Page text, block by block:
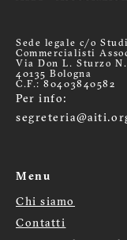
Sede legale c/o
Commercialisti
Via Don L. Sturzo
40135 Bologna
C.F.: 80403840582
Per info:
Menu
Menù
footer
Chi siamo
Contatti